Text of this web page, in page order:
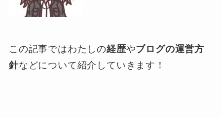
この記事ではわたしの経歴やブログの運営方
針などについて紹介していきます！